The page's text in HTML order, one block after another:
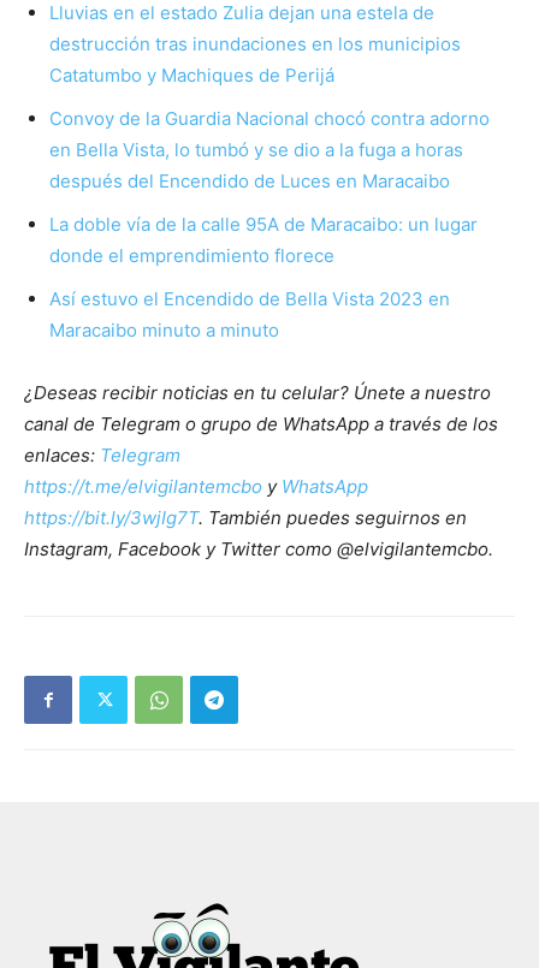
Lluvias en el estado Zulia dejan una estela de
destrucción tras inundaciones en los municipios
Catatumbo y Machiques de Perijá
Convoy de la Guardia Nacional chocó contra adorno
en Bella Vista, lo tumbó y se dio a la fuga a horas
después del Encendido de Luces en Maracaibo
La doble vía de la calle 95A de Maracaibo: un lugar
donde el emprendimiento florece
Así estuvo el Encendido de Bella Vista 2023 en
Maracaibo minuto a minuto
¿Deseas recibir noticias en tu celular? Únete a nuestro
canal de Telegram o grupo de WhatsApp a través de los
enlaces: Telegram
https://t.me/elvigilantemcbo y WhatsApp
https://bit.ly/3wjIg7T. También puedes seguirnos en
Instagram, Facebook y Twitter como @elvigilantemcbo.